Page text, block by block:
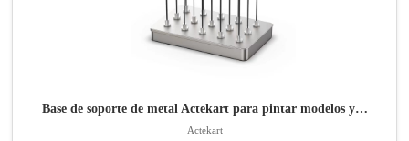
Base de soporte de metal Actekart para pintar modelos y…
Actekart